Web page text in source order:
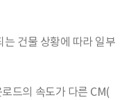
는 건물 상황에 따라 일부
드의 속도가 다른 CM(